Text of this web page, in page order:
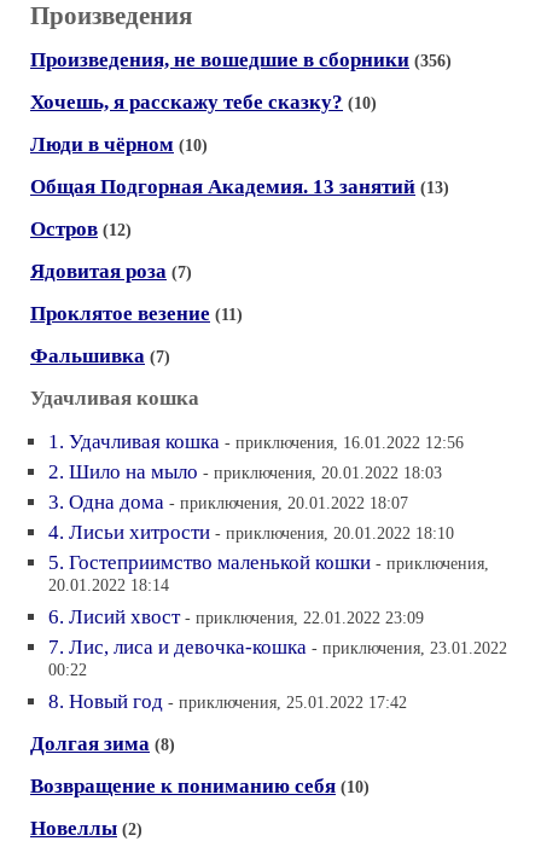
Произведения
Произведения, не вошедшие в сборники (356)
Хочешь, я расскажу тебе сказку? (10)
Люди в чёрном (10)
Общая Подгорная Академия. 13 занятий (13)
Остров (12)
Ядовитая роза (7)
Проклятое везение (11)
Фальшивка (7)
Удачливая кошка
1. Удачливая кошка - приключения, 16.01.2022 12:56
2. Шило на мыло - приключения, 20.01.2022 18:03
3. Одна дома - приключения, 20.01.2022 18:07
4. Лисьи хитрости - приключения, 20.01.2022 18:10
5. Гостеприимство маленькой кошки - приключения,
20.01.2022 18:14
6. Лисий хвост - приключения, 22.01.2022 23:09
7. Лис, лиса и девочка-кошка - приключения, 23.01.2022
00:22
8. Новый год - приключения, 25.01.2022 17:42
Долгая зима (8)
Возвращение к пониманию себя (10)
Новеллы (2)